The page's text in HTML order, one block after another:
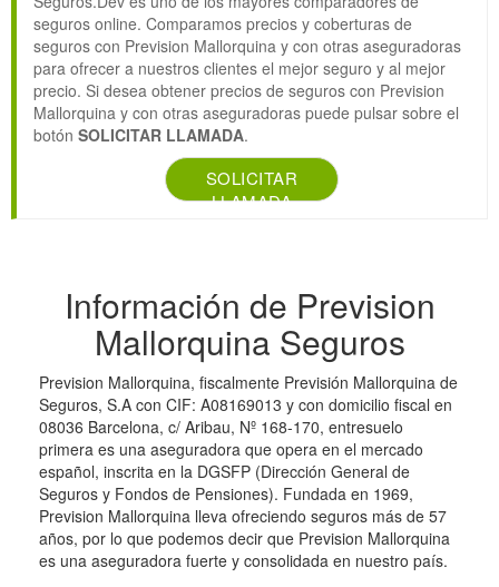
seguros online. Comparamos precios y coberturas de
seguros con Prevision Mallorquina y con otras aseguradoras
para ofrecer a nuestros clientes el mejor seguro y al mejor
precio. Si desea obtener precios de seguros con Prevision
Mallorquina y con otras aseguradoras puede pulsar sobre el
botón SOLICITAR LLAMADA.
SOLICITAR
LLAMADA
Información de Prevision
Mallorquina Seguros
Prevision Mallorquina, fiscalmente Previsión Mallorquina de
Seguros, S.A con CIF: A08169013 y con domicilio fiscal en
08036 Barcelona, c/ Aribau, Nº 168-170, entresuelo
primera es una aseguradora que opera en el mercado
español, inscrita en la DGSFP (Dirección General de
Seguros y Fondos de Pensiones). Fundada en 1969,
Prevision Mallorquina lleva ofreciendo seguros más de 57
años, por lo que podemos decir que Prevision Mallorquina
es una aseguradora fuerte y consolidada en nuestro país.